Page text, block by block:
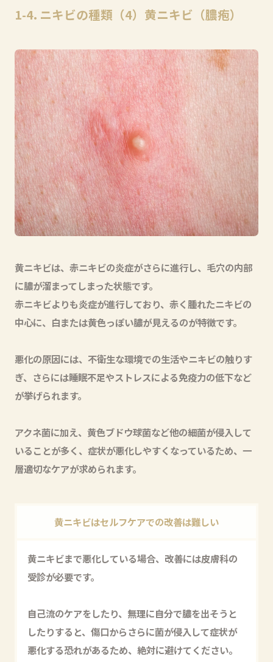
1-4. ニキビの種類（4）黄ニキビ（膿疱）
黄ニキビは、赤ニキビの炎症がさらに進行し、毛穴の内部
に膿が溜まってしまった状態です。
赤ニキビよりも炎症が進行しており、赤く腫れたニキビの
中心に、白または黄色っぽい膿が見えるのが特徴です。
悪化の原因には、不衛生な環境での生活やニキビの触りす
ぎ、さらには睡眠不足やストレスによる免疫力の低下など
が挙げられます。
アクネ菌に加え、黄色ブドウ球菌など他の細菌が侵入して
いることが多く、症状が悪化しやすくなっているため、一
層適切なケアが求められます。
黄ニキビはセルフケアでの改善は難しい
黄ニキビまで悪化している場合、改善には皮膚科の
受診が必要です。
自己流のケアをしたり、無理に自分で膿を出そうと
したりすると、傷口からさらに菌が侵入して症状が
悪化する恐れがあるため、絶対に避けてください。